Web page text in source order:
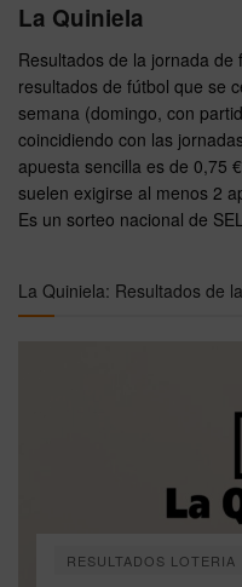
La Quiniela
Resultados de la jornada
resultados de fútbol que se
semana (domingo, con
coincidiendo con las
apuesta sencilla es de 0,75
suelen exigirse al menos 2
Es un sorteo nacional de
La Quiniela: Resultados de
RESULTADOS LOTERIA